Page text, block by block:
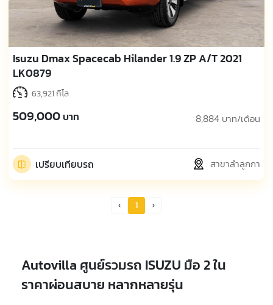
Isuzu Dmax Spacecab Hilander 1.9 ZP A/T 2021
LK0879
63,921 กิโล
509,000 บาท 8,884 บาท/เดือน
เปรียบเทียบรถ สาขาลำลูกกา
Prev Page
1 Next Page
Autovilla ศูนย์รวมรถ ISUZU มือ 2 ใน
ราคาผ่อนสบาย หลากหลายรุ่น